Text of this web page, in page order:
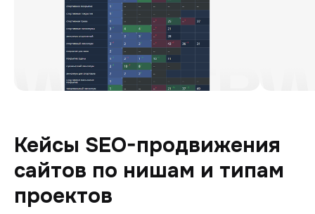
Кейсы SEO-продвижения
сайтов по нишам и типам
проектов